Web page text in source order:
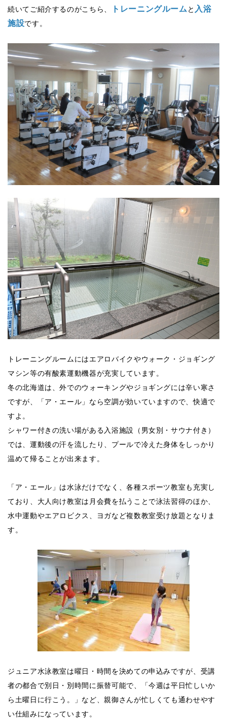
続いてご紹介するのがこちら、 トレーニングルームと 入浴
施設です。
トレーニングルームにはエアロバイクやウォーク・ジョギング
マシン等の有酸素運動機器が充実しています。
冬の北海道は、外でのウォーキングやジョギングには辛い寒さ
ですが、「ア・エール」なら空調が効いていますので、快適で
すよ。
シャワー付きの洗い場がある入浴施設（男女別・サウナ付き）
では、運動後の汗を流したり、プールで冷えた身体をしっかり
温めて帰ることが出来ます。
「ア・エール」は水泳だけでなく、各種スポーツ教室も充実し
ており、大人向け教室は月会費を払うことで泳法習得のほか、
水中運動やエアロビクス、ヨガなど複数教室受け放題となりま
す。
ジュニア水泳教室は曜日・時間を決めての申込みですが、受講
者の都合で別日・別時間に振替可能で、「今週は平日忙しいか
ら土曜日に行こう。」など、親御さんが忙しくても通わせやす
い仕組みになっています。